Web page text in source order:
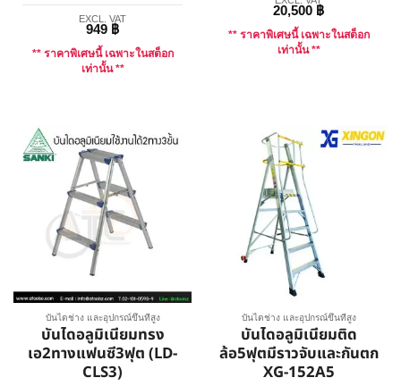
EXCL. VAT
949 ฿
** ราคาพิเศษนี้ เฉพาะในสต็อก
เท่านั้น **
20,500 ฿
** ราคาพิเศษนี้ เฉพาะในสต็อก
เท่านั้น **
บันไดช่าง และอุปกรณ์ขึ้นที่สูง
บันไดอลูมิเนียมทรง
เอ2ทางแฟนซี3ฟุต (LD-
CLS3)
บันไดช่าง และอุปกรณ์ขึ้นที่สูง
บันไดอลูมิเนียมติด
ล้อ5ฟุตมีราวจับและกันตก
XG-152A5